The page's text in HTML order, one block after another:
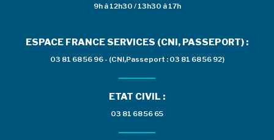
9h à 12h30 / 13h30 à 17h
ESPACE FRANCE SERVICES (CNI, PASSEPORT) :
03 81 68 56 96 - (CNI,Passeport : 03 81 68 56 92)
ETAT CIVIL :
03 81 68 56 65